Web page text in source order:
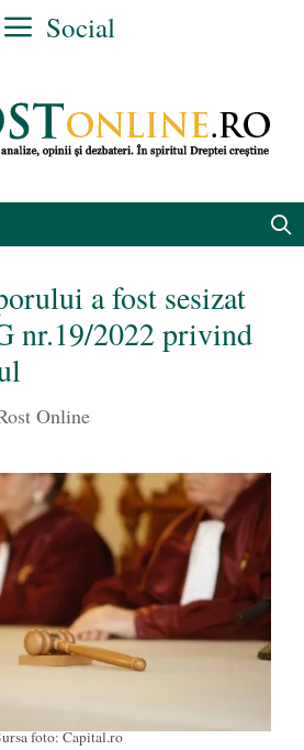
Social
a fost sesizat
nr.19/2022 privind
Online
foto: Capital.ro